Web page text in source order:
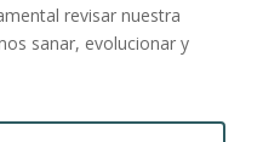
revisar nuestra
sanar, evolucionar y